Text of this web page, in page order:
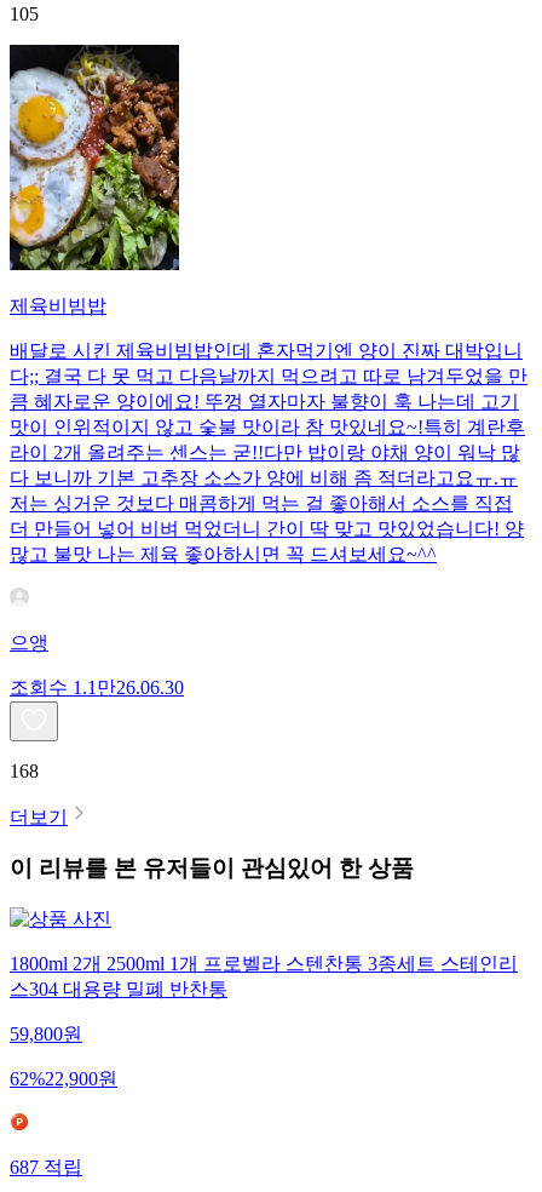
105
제육비빔밥
배달로 시킨 제육비빔밥인데 혼자먹기엔 양이 진짜 대박입니
다;; 결국 다 못 먹고 다음날까지 먹으려고 따로 남겨두었을 만
큼 혜자로운 양이에요! 뚜껑 열자마자 불향이 훅 나는데 고기
맛이 인위적이지 않고 숯불 맛이라 참 맛있네요~!특히 계란후
라이 2개 올려주는 센스는 굳!! ​다만 밥이랑 야채 양이 워낙 많
다 보니까 기본 고추장 소스가 양에 비해 좀 적더라고요ㅠ.ㅠ
저는 싱거운 것보다 매콤하게 먹는 걸 좋아해서 소스를 직접
더 만들어 넣어 비벼 먹었더니 간이 딱 맞고 맛있었습니다! 양
많고 불맛 나는 제육 좋아하시면 꼭 드셔보세요~^^
으앵
조회수 1.1만26.06.30
168
더보기
이 리뷰를 본 유저들이 관심있어 한 상품
1800ml 2개 2500ml 1개 프로벨라 스텐찬통 3종세트 스테인리
스304 대용량 밀폐 반찬통
59,800원
62%22,900원
687 적립